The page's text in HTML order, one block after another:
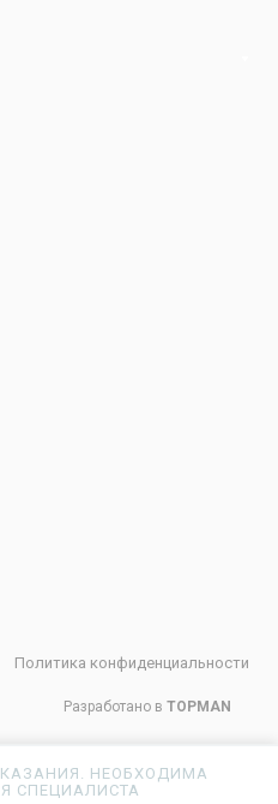
Политика конфиденциальности
Разработано в TOPMAN
НЕОБХОДИМА
СПЕЦИАЛИСТА